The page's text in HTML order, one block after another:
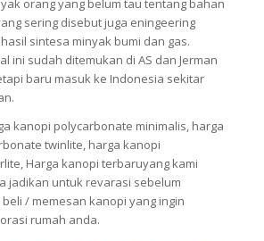
orang yang belum tau tentang bahan
sering disebut juga eningeering
sintesa minyak bumi dan gas.
ini sudah ditemukan di AS dan Jerman
baru masuk ke Indonesia sekitar
kanopi polycarbonate minimalis, harga
twinlite, harga kanopi
Harga kanopi terbaruyang kami
jadikan untuk revarasi sebelum
/ memesan kanopi yang ingin
rumah anda.